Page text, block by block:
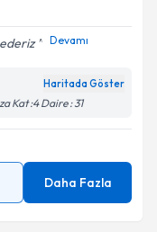
Devamı
Haritada Göster
Kat :4 Daire : 31
Daha Fazla